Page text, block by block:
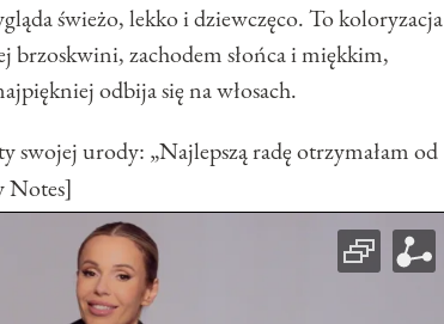
świeżo, lekko i dziewczęco. To koloryzacja
brzoskwini, zachodem słońca i miękkim,
odbija się na włosach.
swojej urody: „Najlepszą radę otrzymałam od
Notes]